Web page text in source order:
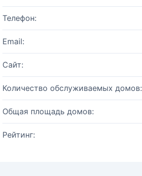
Телефон:
Email:
Сайт:
Количество обслуживаемых домов:
Общая площадь домов:
Рейтинг: